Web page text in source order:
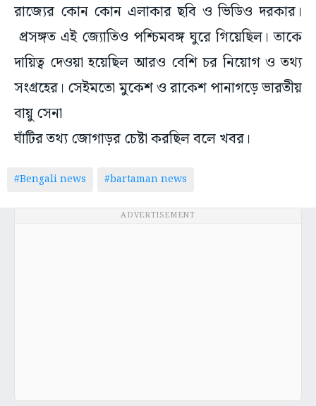
রাজ্যের কোন কোন এলাকার ছবি ও ভিডিও দরকার।
প্রসঙ্গত এই জ্যোতিও পশ্চিমবঙ্গ ঘুরে গিয়েছিল। তাকে
দায়িত্ব দেওয়া হয়েছিল আরও বেশি চর নিয়োগ ও তথ্য
সংগ্রহের। সেইমতো মুকেশ ও রাকেশ পানাগড়ে ভারতীয়
বায়ু সেনা
ঘাঁটির তথ্য জোগাড়র চেষ্টা করছিল বলে খবর।
#Bengali news #bartaman news
ADVERTISEMENT